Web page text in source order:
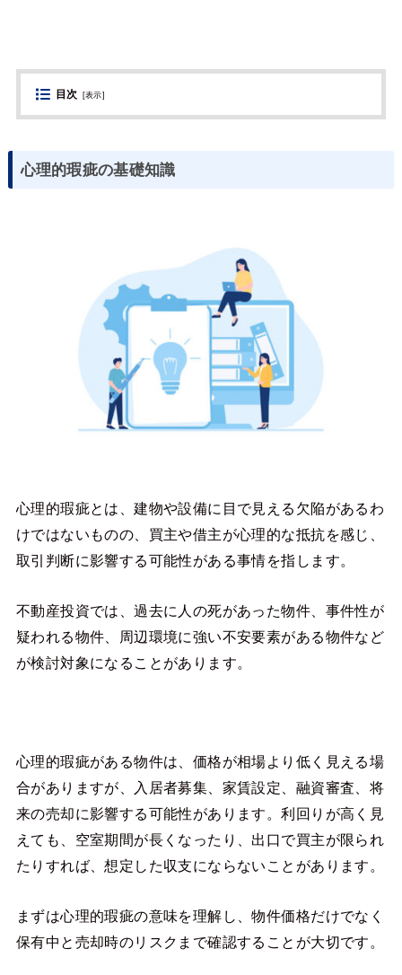
目次 [表示]
心理的瑕疵の基礎知識
心理的瑕疵とは、建物や設備に目で見える欠陥があるわ
けではないものの、買主や借主が心理的な抵抗を感じ、
取引判断に影響する可能性がある事情を指します。
不動産投資では、過去に人の死があった物件、事件性が
疑われる物件、周辺環境に強い不安要素がある物件など
が検討対象になることがあります。
心理的瑕疵がある物件は、価格が相場より低く見える場
合がありますが、入居者募集、家賃設定、融資審査、将
来の売却に影響する可能性があります。利回りが高く見
えても、空室期間が長くなったり、出口で買主が限られ
たりすれば、想定した収支にならないことがあります。
まずは心理的瑕疵の意味を理解し、物件価格だけでなく
保有中と売却時のリスクまで確認することが大切です。